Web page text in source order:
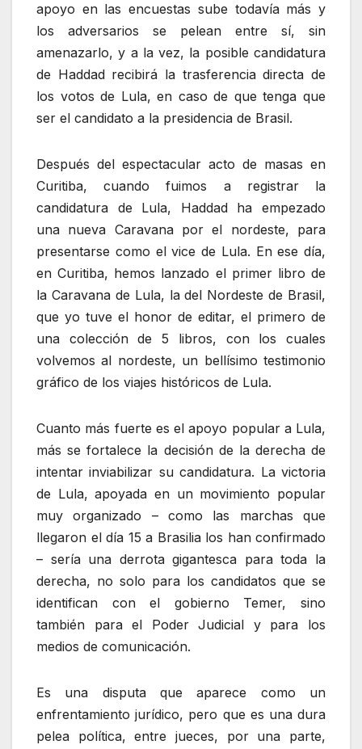
apoyo en las encuestas sube todavía más y
los adversarios se pelean entre sí, sin
amenazarlo, y a la vez, la posible candidatura
de Haddad recibirá la trasferencia directa de
los votos de Lula, en caso de que tenga que
ser el candidato a la presidencia de Brasil.
Después del espectacular acto de masas en
Curitiba, cuando fuimos a registrar la
candidatura de Lula, Haddad ha empezado
una nueva Caravana por el nordeste, para
presentarse como el vice de Lula. En ese día,
en Curitiba, hemos lanzado el primer libro de
la Caravana de Lula, la del Nordeste de Brasil,
que yo tuve el honor de editar, el primero de
una colección de 5 libros, con los cuales
volvemos al nordeste, un bellísimo testimonio
gráfico de los viajes históricos de Lula.
Cuanto más fuerte es el apoyo popular a Lula,
más se fortalece la decisión de la derecha de
intentar inviabilizar su candidatura. La victoria
de Lula, apoyada en un movimiento popular
muy organizado – como las marchas que
llegaron el día 15 a Brasilia los han confirmado
– sería una derrota gigantesca para toda la
derecha, no solo para los candidatos que se
identifican con el gobierno Temer, sino
también para el Poder Judicial y para los
medios de comunicación.
Es una disputa que aparece como un
enfrentamiento jurídico, pero que es una dura
pelea política, entre jueces, por una parte,